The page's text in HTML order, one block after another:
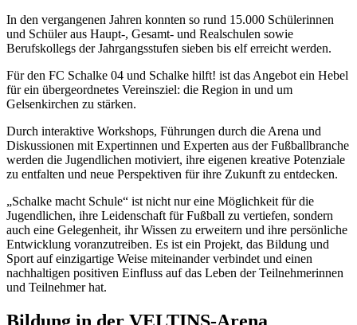
In den vergangenen Jahren konnten so rund 15.000 Schülerinnen
und Schüler aus Haupt-, Gesamt- und Realschulen sowie
Berufskollegs der Jahrgangsstufen sieben bis elf erreicht werden.
Für den FC Schalke 04 und Schalke hilft! ist das Angebot ein Hebel
für ein übergeordnetes Vereinsziel: die Region in und um
Gelsenkirchen zu stärken.
Durch interaktive Workshops, Führungen durch die Arena und
Diskussionen mit Expertinnen und Experten aus der Fußballbranche
werden die Jugendlichen motiviert, ihre eigenen kreative Potenziale
zu entfalten und neue Perspektiven für ihre Zukunft zu entdecken.
„Schalke macht Schule“ ist nicht nur eine Möglichkeit für die
Jugendlichen, ihre Leidenschaft für Fußball zu vertiefen, sondern
auch eine Gelegenheit, ihr Wissen zu erweitern und ihre persönliche
Entwicklung voranzutreiben. Es ist ein Projekt, das Bildung und
Sport auf einzigartige Weise miteinander verbindet und einen
nachhaltigen positiven Einfluss auf das Leben der Teilnehmerinnen
und Teilnehmer hat.
Bildung in der VELTINS-Arena